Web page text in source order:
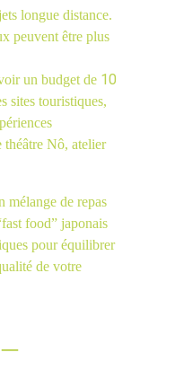
longue distance.
peuvent être plus
un budget de 10
sites touristiques,
théâtre Nô, atelier
mélange de repas
food” japonais
pour équilibrer
de votre